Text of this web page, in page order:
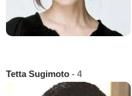
Tetta Sugimoto - 4